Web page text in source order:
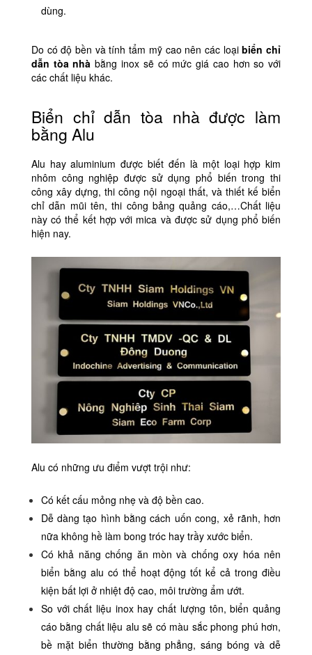
dùng.
Do có độ bền và tính tẩm mỹ cao nên các loạibiển chỉ
dẫn tòa nhàbằng inox sẽ có mức giá cao hơn so với
các chất liệu khác.
Biển chỉ dẫn tòa nhà được làm
bằng Alu
Alu hay aluminium được biết đến là một loại hợp kim
nhôm công nghiệp được sử dụng phổ biến trong thi
công xây dựng, thi công nội ngoại thất, và thiết kế biển
chỉ dẫn mũi tên, thi công bảng quảng cáo,…Chất liệu
này có thể kết hợp với mica và được sử dụng phổ biến
hiện nay.
Alu có những ưu điểm vượt trội như:
Có kết cấu mỏng nhẹ và độ bền cao.
Dễ dàng tạo hình bằng cách uốn cong, xẻ rãnh, hơn
nữa không hề làm bong tróc hay trầy xước biển.
Có khả năng chống ăn mòn và chống oxy hóa nên
biển bằng alu có thể hoạt động tốt kể cả trong điều
kiện bất lợi ở nhiệt độ cao, môi trường ẩm ướt.
So với chất liệu inox hay chất lượng tôn, biển quảng
cáo bằng chất liệu alu sẽ có màu sắc phong phú hơn,
bề mặt biển thường bằng phẳng, sáng bóng và dễ